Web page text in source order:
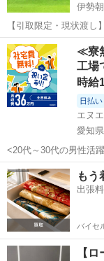
伊勢
【引取限定・現状渡し】 メーカー：SCOTT スコット モデル名：
SUB30 classic クロスバイク ・2009年モデル ・アルミフレーム ・フ
ロントディレーラーに
三重 三重郡 伊
≪寮
工場
時給
日払い
エヌ
愛知
<20代～30代の男性活
／交替制／月収36.2万円以上可
心の研修あり！ ー・ー
ス！ ■...
愛知 豊田市 知
もう
出張
バイセ
【ロ